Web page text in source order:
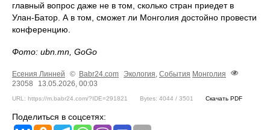
главный вопрос даже не в том, сколько стран приедет в
Улан-Батор. А в том, сможет ли Монголия достойно провести
конференцию.
Фото: ubn.mn, GoGo
Есения Линней © Babr24.com Экология События Монголия
23058
13.05.2026, 00:03
URL: https://m.babr24.com/?IDE=291821 Bytes: 4044 / 3501 Скачать PDF
Поделиться в соцсетях: